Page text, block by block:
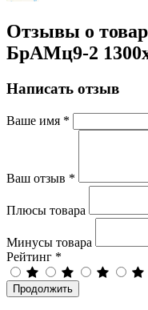
Отзывы о
БрАМц9-2
Написать отзыв
Ваше имя *
Ваш отзыв *
Плюсы товара
Минусы товара
Рейтинг *
Продолжить